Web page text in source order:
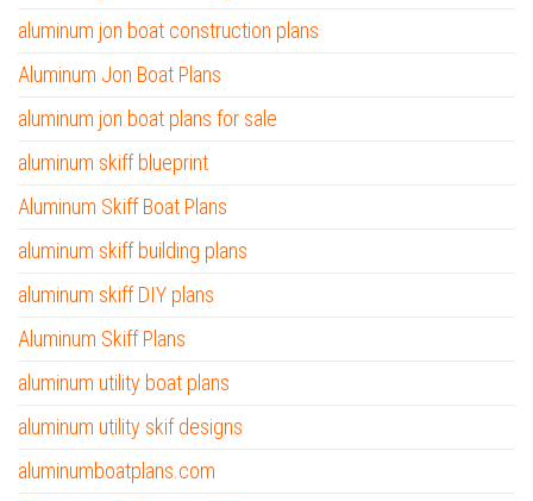
aluminum jon boat construction plans
Aluminum Jon Boat Plans
aluminum jon boat plans for sale
aluminum skiff blueprint
Aluminum Skiff Boat Plans
aluminum skiff building plans
aluminum skiff DIY plans
Aluminum Skiff Plans
aluminum utility boat plans
aluminum utility skif designs
aluminumboatplans.com